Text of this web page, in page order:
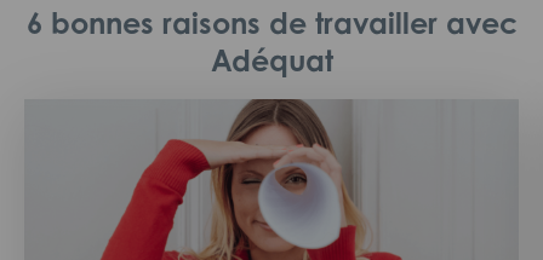
6 bonnes raisons de travailler avec
Adéquat